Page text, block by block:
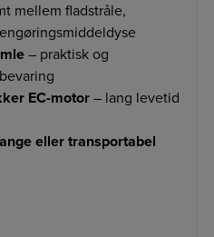
mellem fladstråle,
– praktisk og
EC-motor– lang levetid
eller transportabel